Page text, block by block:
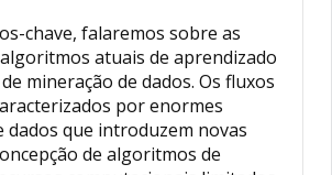
chave, falaremos sobre as
atuais de aprendizado
mineração de dados. Os fluxos
por enormes
dados que introduzem novas
de algoritmos de